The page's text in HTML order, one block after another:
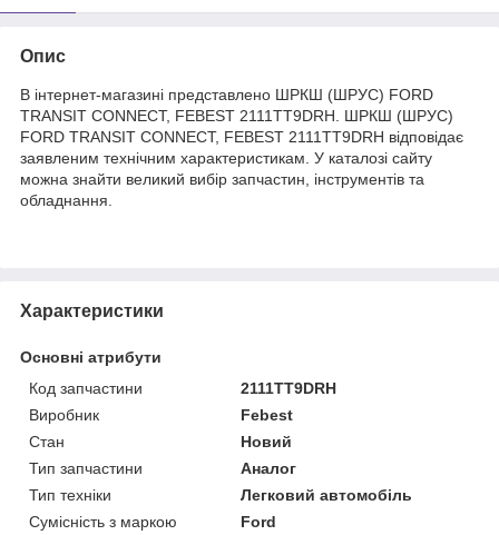
Опис
В інтернет-магазині представлено ШРКШ (ШРУС) FORD
TRANSIT CONNECT, FEBEST 2111TT9DRH. ШРКШ (ШРУС)
FORD TRANSIT CONNECT, FEBEST 2111TT9DRH відповідає
заявленим технічним характеристикам. У каталозі сайту
можна знайти великий вибір запчастин, інструментів та
обладнання.
Характеристики
Основні атрибути
Код запчастини
2111TT9DRH
Виробник
Febest
Стан
Новий
Тип запчастини
Аналог
Тип техніки
Легковий автомобіль
Сумісність з маркою
Ford